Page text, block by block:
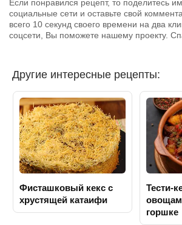
Если понравился рецепт, то поделитесь
социальные сети и оставьте свой
всего 10 секунд своего времени на два
соцсети, Вы поможете нашему проекту.
Другие интересные рецепты:
Фисташковый кекс с
хрустящей катаифи
Тести-
горшке